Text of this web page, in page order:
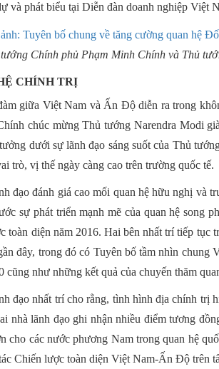
và phát biểu tại Diễn đàn doanh nghiệp Việt
Chính phủ Phạm Minh Chính và Thủ
CHÍNH TRỊ
giữa Việt Nam và Ấn Độ diễn ra trong
chúc mừng Thủ tướng Narendra Modi
dưới sự lãnh đạo sáng suốt của Thủ
trò, vị thế ngày càng cao trên trường quốc tế.
đạo đánh giá cao mối quan hệ hữu nghị và
sự phát triển mạnh mẽ của quan hệ song
toàn diện năm 2016. Hai bên nhất trí tiếp tục
đây, trong đó có Tuyên bố tầm nhìn
cũng như những kết quả của chuyến thăm
đạo nhất trí cho rằng, tình hình địa chính trị
nhà lãnh đạo ghi nhận nhiều điểm tương
cho các nước phương Nam trong quan hệ
Chiến lược toàn diện Việt Nam-Ấn Độ trên